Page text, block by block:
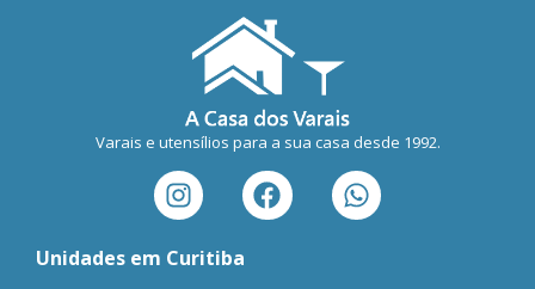
Varais e utensílios para a sua casa desde 1992.
Unidades em Curitiba